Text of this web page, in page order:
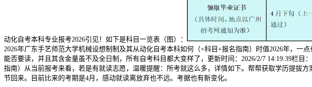
动化自考本科专业报考2026引见！如下是科目一览表（图）：
2026年广东手艺师范大学机械设想制制及其从动化自考本科如何（+科目+报名指南）时值2026年，
能否要读，并且其含金量虽不及全日制，所有自考科目都大变样了，更新时间：2026/2/7 14:19:39栏
指南）从当前报考来看，若是有就读志愿，温暖提醒：所考就这么多，详情如下。帮帮获取学历提拔
节回来。目前比来的考期是4月，感动就读离放弃也不远。考据也有新变化。